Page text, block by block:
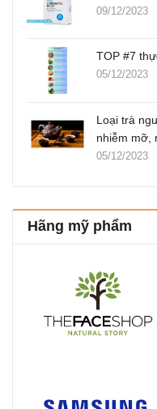
09/12/2023
TOP #7
05/12/2023
Loại trà
nhiễm mỡ,
05/12/2023
Hãng mỹ phẩm